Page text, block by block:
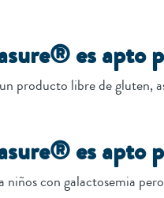
es apto
producto libre de gluten,
es apto
niños con galactosemia